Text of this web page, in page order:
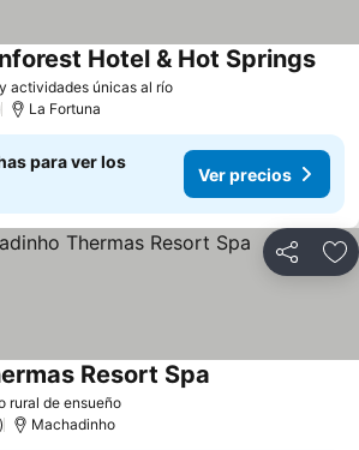
actividades únicas al río
Hotel & Hot Springs
La Fortuna
para ver los
Ver precios
Compartir
rural de ensueño
Resort Spa
Machadinho